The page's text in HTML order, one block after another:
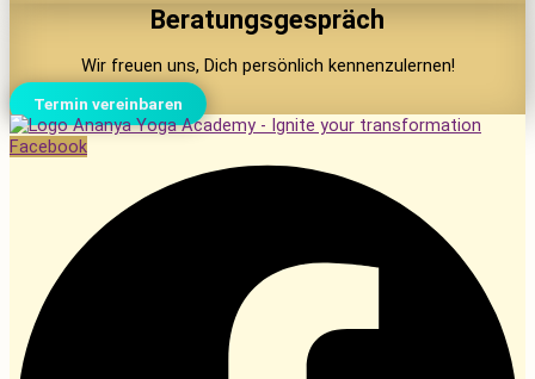
Beratungsgespräch
Wir freuen uns, Dich persönlich kennenzulernen!
Termin vereinbaren
Facebook